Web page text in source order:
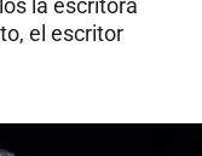
la escritora
el escritor